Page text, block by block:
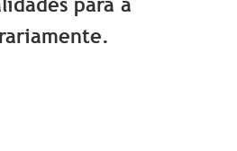
para a